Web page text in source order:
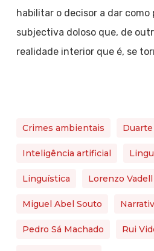
habilitar o decisor a dar
subjectiva doloso que, de
realidade interior que é, se
Crimes ambientais
Inteligência artificial
Linguística Lorenzo Vadell
Miguel Abel Souto
Pedro Sá Machado Rui